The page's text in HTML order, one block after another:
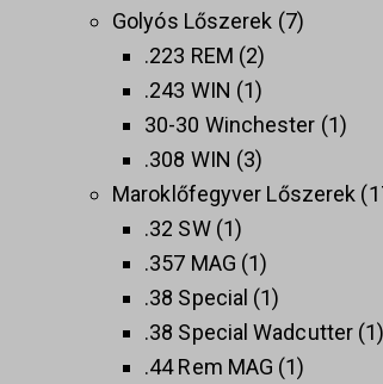
Golyós Lőszerek 7
.223 REM 2
.243 WIN
1
30-30 Winchester 1
.308 WIN
3
Maroklőfegyver Lőszerek
.32 SW 1
.357 MAG 1
.38 Special
1
.38 Special Wadcutter 1
.44 Rem MAG 1